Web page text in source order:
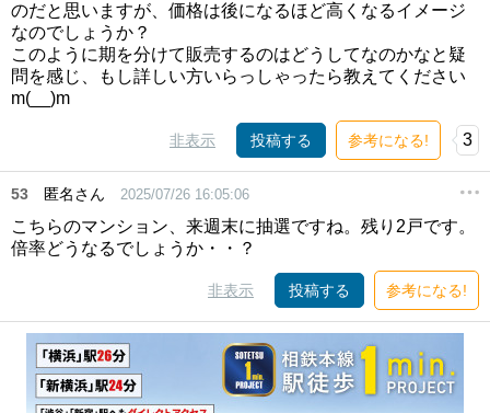
のだと思いますが、価格は後になるほど高くなるイメージ
なのでしょうか？
このように期を分けて販売するのはどうしてなのかなと疑
問を感じ、もし詳しい方いらっしゃったら教えてください
m(__)m
非表示 投稿する 参考になる! 3
53 匿名さん 2025/07/26 16:05:06
こちらのマンション、来週末に抽選ですね。残り2戸です。
倍率どうなるでしょうか・・？
非表示 投稿する 参考になる!